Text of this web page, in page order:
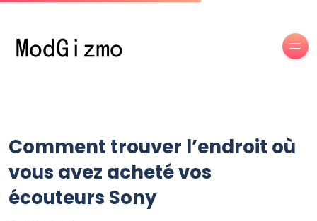
Comment trouver l’endroit où
vous avez acheté vos
écouteurs Sony